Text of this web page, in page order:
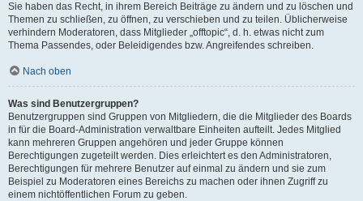
Sie haben das Recht, in ihrem Bereich Beiträge zu ändern und zu löschen und
Themen zu schließen, zu öffnen, zu verschieben und zu teilen. Üblicherweise
verhindern Moderatoren, dass Mitglieder „offtopic“, d. h. etwas nicht zum
Thema Passendes, oder Beleidigendes bzw. Angreifendes schreiben.
Nach oben
Was sind Benutzergruppen?
Benutzergruppen sind Gruppen von Mitgliedern, die die Mitglieder des Boards
in für die Board-Administration verwaltbare Einheiten aufteilt. Jedes Mitglied
kann mehreren Gruppen angehören und jeder Gruppe können
Berechtigungen zugeteilt werden. Dies erleichtert es den Administratoren,
Berechtigungen für mehrere Benutzer auf einmal zu ändern und sie zum
Beispiel zu Moderatoren eines Bereichs zu machen oder ihnen Zugriff zu
einem nichtöffentlichen Forum zu geben.